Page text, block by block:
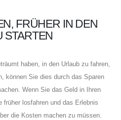
FRÜHER IN DEN
STARTEN
haben, in den Urlaub zu fahren,
können Sie dies durch das Sparen
Wenn Sie das Geld in Ihren
losfahren und das Erlebnis
die Kosten machen zu müssen.